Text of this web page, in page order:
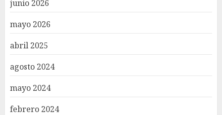
junio 2026
mayo 2026
abril 2025
agosto 2024
mayo 2024
febrero 2024